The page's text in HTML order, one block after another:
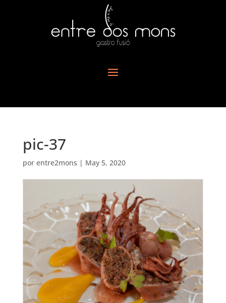
pic-37
por entre2mons | May 5, 2020